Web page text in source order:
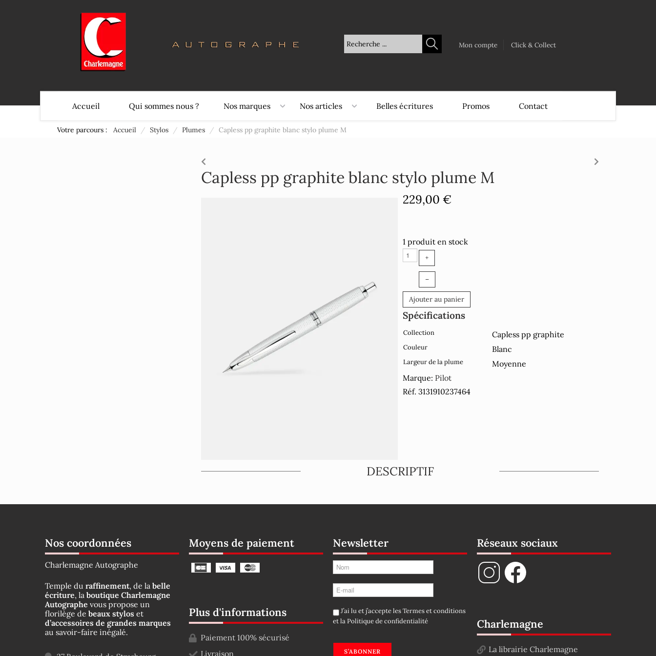
Mon compte Click & Collect
Accueil Qui sommes nous ? Nos marques Nos articles Belles écritures Promos Contact
Votre parcours : Accueil / Stylos / Plumes / Capless pp graphite blanc stylo plume M
Capless pp graphite blanc stylo plume M
229,00 €
1 produit en stock
+
–
Ajouter au panier
Spécifications
Collection Capless pp graphite
Couleur Blanc
Largeur de la plume
Moyenne
Marque: Pilot
Réf. 3131910237464
DESCRIPTIF
Nos coordonnées
Charlemagne Autographe
Temple du raffinement, de la belle
écriture, la boutique Charlemagne
Autographe vous propose un
florilège de beaux stylos et
d’accessoires de grandes marques
au savoir-faire inégalé.
Moyens de paiement
Plus d'informations
Paiement 100% sécurisé
Livraison
Newsletter
J’ai lu et j’accepte lesTermes et conditions
et laPolitique de confidentialité
S’ABONNER
Réseaux sociaux
Charlemagne
La librairie Charlemagne